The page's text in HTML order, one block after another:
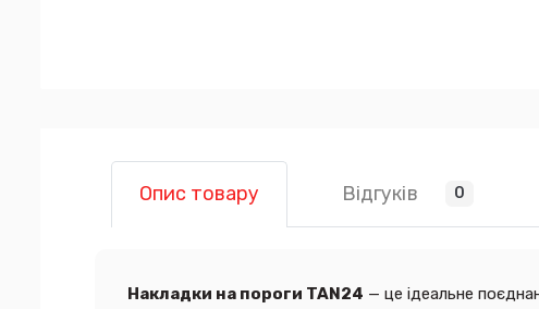
Опис товару Відгуків 0
Накладки на пороги TAN24 — це ідеальне